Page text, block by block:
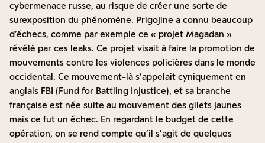
cybermenace russe, au risque de créer une sorte de
surexposition du phénomène. Prigojine a connu beaucoup
d’échecs, comme par exemple ce « projet Magadan »
révélé par ces leaks. Ce projet visait à faire la promotion de
mouvements contre les violences policières dans le monde
occidental. Ce mouvement-là s’appelait cyniquement en
anglais FBI (Fund for Battling Injustice), et sa branche
française est née suite au mouvement des gilets jaunes
mais ce fut un échec. En regardant le budget de cette
opération, on se rend compte qu’il s’agit de quelques